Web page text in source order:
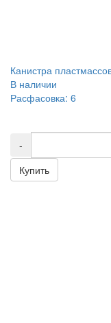
Канистра
В наличии
Расфасовка: 6
-
Купить